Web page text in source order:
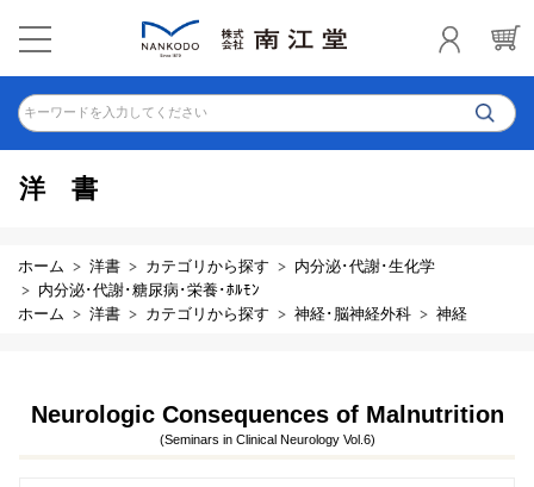
キーワードを入力してください
洋書
ホーム 洋書 カテゴリから探す
内分泌･代謝･生化学
内分泌･代謝･糖尿病･栄養･ﾎﾙﾓﾝ
ホーム
洋書 カテゴリから探す 神経･脳神経外科 神経
Neurologic Consequences of Malnutrition
(Seminars in Clinical Neurology Vol.6)